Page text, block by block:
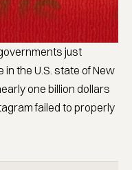
just
the U.S. state of New
one billion dollars
failed to properly